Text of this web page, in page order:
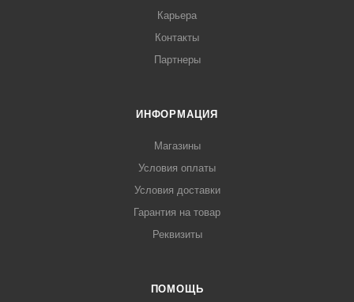
Карьера
Контакты
Партнеры
ИНФОРМАЦИЯ
Магазины
Условия оплаты
Условия доставки
Гарантия на товар
Реквизиты
ПОМОЩЬ